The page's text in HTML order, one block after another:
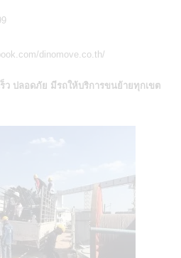
dinomove.co.th/
ว ปลอดภัย มีรถให้บริการขนย้ายทุกเขต